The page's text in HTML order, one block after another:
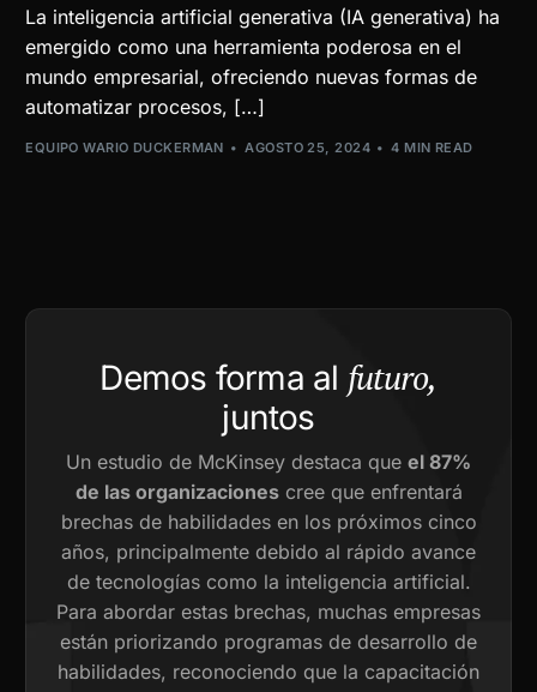
La inteligencia artificial generativa (IA generativa) ha
emergido como una herramienta poderosa en el
mundo empresarial, ofreciendo nuevas formas de
automatizar procesos, […]
EQUIPO WARIO DUCKERMAN AGOSTO 25, 2024 4 MIN READ
Demos forma al futuro,
juntos
Un estudio de McKinsey destaca que el 87%
de las organizacionescree que enfrentará
brechas de habilidades en los próximos cinco
años, principalmente debido al rápido avance
de tecnologías como la inteligencia artificial.
Para abordar estas brechas, muchas empresas
están priorizando programas de desarrollo de
habilidades, reconociendo que la capacitación